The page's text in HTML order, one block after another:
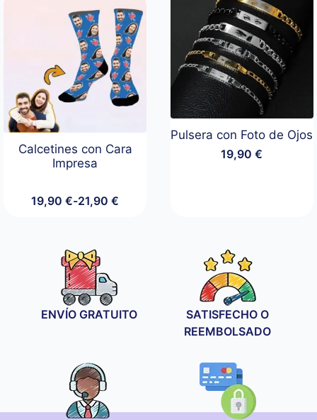
Calcetines con Cara
Impresa
19,90€-21,90€
Rango
desde
19,90 €
hasta
21,90 €
Pulsera con Foto de Ojos
19,90€
ENVÍO GRATUITO
SATISFECHO O
REEMBOLSADO